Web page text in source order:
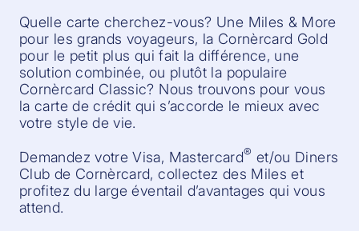
Quelle carte cherchez-vous? Une Miles & More
pour les grands voyageurs, la Cornèrcard Gold
pour le petit plus qui fait la différence, une
solution combinée, ou plutôt la populaire
Cornèrcard Classic? Nous trouvons pour vous
la carte de crédit qui s’accorde le mieux avec
votre style de vie.
Demandez votre Visa, Mastercard® et/ou Diners
Club de Cornèrcard, collectez des Miles et
profitez du large éventail d’avantages qui vous
attend.